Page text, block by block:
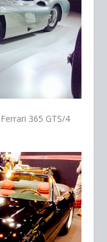
365 GTS/4